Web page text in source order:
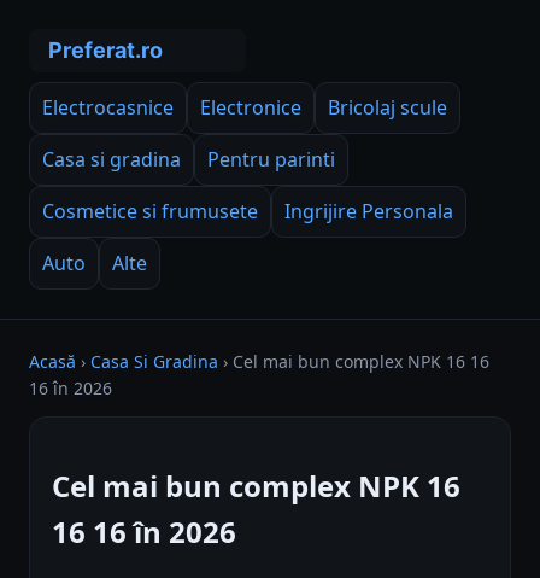
Electrocasnice Electronice
Bricolaj scule
Casa si gradina
Pentru parinti
Cosmetice si frumusete
Ingrijire Personala
Auto
Alte
Acasă › Casa Si Gradina › Cel mai bun complex NPK 16 16
16 în 2026
Cel mai bun complex NPK 16
16 16 în 2026